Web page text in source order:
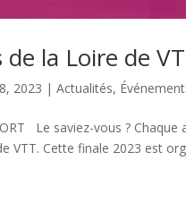
de la Loire de
2023 |Actualités,
Le saviez-vous ?
VTT. Cette finale 2023 est